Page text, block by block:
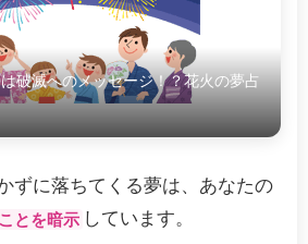
破滅へのメッセージ！？花火の夢占
ずに落ちてくる夢は、あなたの
とを暗示 しています。